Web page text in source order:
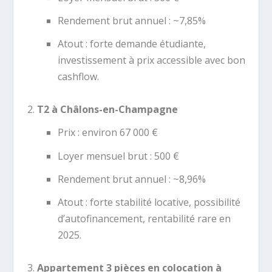
Rendement brut annuel : ~7,85%
Atout : forte demande étudiante,
investissement à prix accessible avec bon
cashflow.
T2 à Châlons-en-Champagne
Prix : environ 67 000 €
Loyer mensuel brut : 500 €
Rendement brut annuel : ~8,96%
Atout : forte stabilité locative, possibilité
d’autofinancement, rentabilité rare en
2025.
Appartement 3 pièces en colocation à